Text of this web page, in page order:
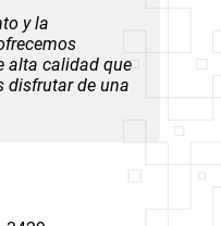
y la
alta calidad que
disfrutar de una